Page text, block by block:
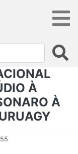
À
À